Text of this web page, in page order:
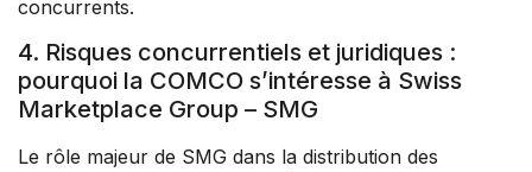
concurrents.
4. Risques concurrentiels et juridiques :
pourquoi la COMCO s’intéresse à Swiss
Marketplace Group – SMG
Le rôle majeur de SMG dans la distribution des